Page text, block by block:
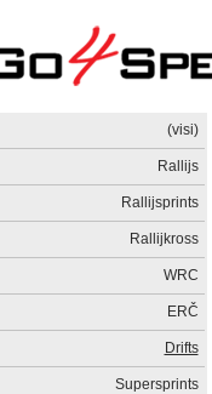
(visi)
Rallijs
Rallijsprints
Rallijkross
WRC
ERČ
Drifts
Supersprints